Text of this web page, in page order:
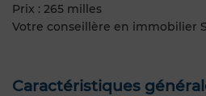
Prix : 265 milles
Votre conseillère en immobilier
Caractéristiques